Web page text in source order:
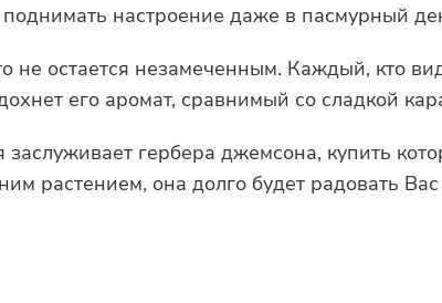
настроение даже в пасмурный
не остается незамеченным. Каждый, кто
его аромат, сравнимый со сладкой
заслуживает гербера джемсона, купить
растением, она долго будет радовать